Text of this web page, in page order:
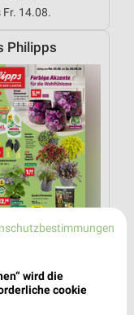
14.08.
Philipps
5,2 km
wird die
cookie